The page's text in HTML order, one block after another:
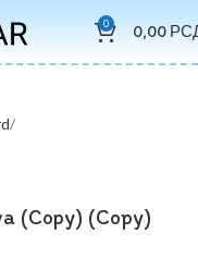
0 0,00
(Copy) (Copy)